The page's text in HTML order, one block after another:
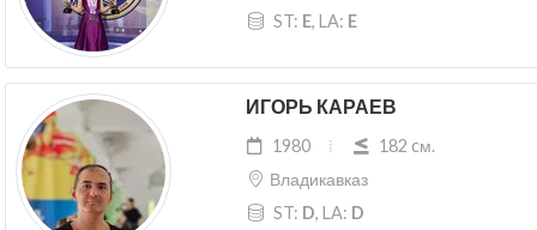
ST: E, LA: E
ИГОРЬ КАРАЕВ
1980
182 cм.
Владикавказ
ST: D, LA: D